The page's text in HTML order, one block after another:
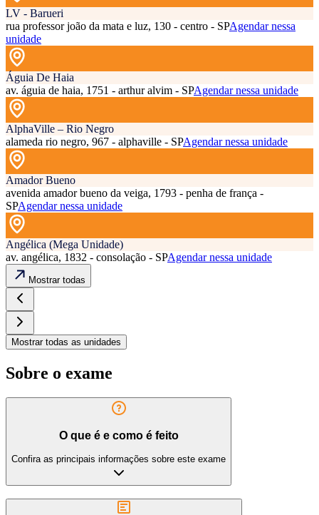
LV - Barueri
rua professor joão da mata e luz, 130 - centro - SPAgendar nessa
unidade
Águia De Haia
av. águia de haia, 1751 - arthur alvim - SPAgendar nessa unidade
AlphaVille – Rio Negro
alameda rio negro, 967 - alphaville - SPAgendar nessa unidade
Amador Bueno
avenida amador bueno da veiga, 1793 - penha de frança -
SPAgendar nessa unidade
Angélica (Mega Unidade)
av. angélica, 1832 - consolação - SPAgendar nessa unidade
Mostrar todas
Mostrar todas as unidades
Sobre o exame
O que é e como é feito
Confira as principais informações sobre este exame